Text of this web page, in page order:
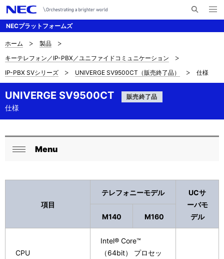
NECプラットフォームズ
索
メ
ニ
ナ
ビ
ゲ
ー
シ
サ
イ
ト
内
の
現
表
ホーム
製品
キーテレフォン／IP-PBX／ユニファイドコミュニケーション
IP-PBX SVシリーズ
UNIVERGE SV9500CT（販売終了品） 仕様
UNIVERGE SV9500CT 販売終了品
仕様
ロ
ナ
Menu
項目
テレフォニーモデル
UCサ
ーバモ
デル
M140 M160
CPU
Intel® Core™
（64bit） プロセッ